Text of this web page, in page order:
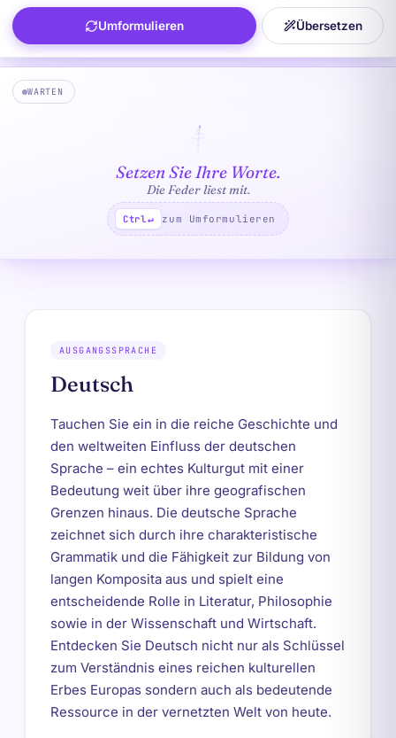
Umformulieren Übersetzen
WARTEN
Setzen Sie Ihre Worte.
Die Feder liest mit.
Ctrl↵ zum Umformulieren
AUSGANGSSPRACHE
Deutsch
Tauchen Sie ein in die reiche Geschichte und
den weltweiten Einfluss der deutschen
Sprache – ein echtes Kulturgut mit einer
Bedeutung weit über ihre geografischen
Grenzen hinaus. Die deutsche Sprache
zeichnet sich durch ihre charakteristische
Grammatik und die Fähigkeit zur Bildung von
langen Komposita aus und spielt eine
entscheidende Rolle in Literatur, Philosophie
sowie in der Wissenschaft und Wirtschaft.
Entdecken Sie Deutsch nicht nur als Schlüssel
zum Verständnis eines reichen kulturellen
Erbes Europas sondern auch als bedeutende
Ressource in der vernetzten Welt von heute.